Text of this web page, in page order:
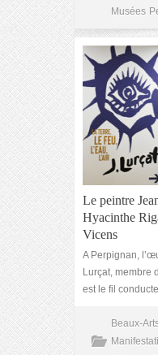
Musées
Le peintre
Hyacinthe
Vicens
A Perpignan,
Lurçat, membre
est le fil
Beaux-